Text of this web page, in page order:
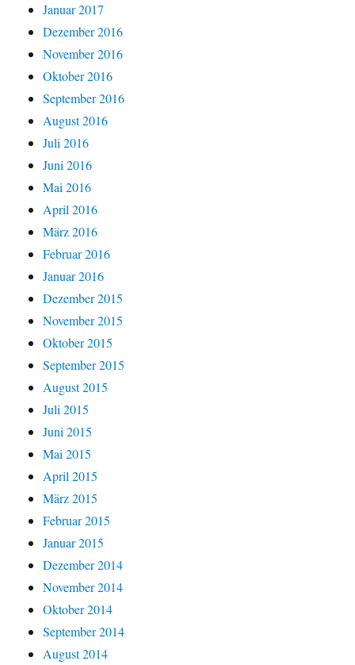
Januar 2017
Dezember 2016
November 2016
Oktober 2016
September 2016
August 2016
Juli 2016
Juni 2016
Mai 2016
April 2016
März 2016
Februar 2016
Januar 2016
Dezember 2015
November 2015
Oktober 2015
September 2015
August 2015
Juli 2015
Juni 2015
Mai 2015
April 2015
März 2015
Februar 2015
Januar 2015
Dezember 2014
November 2014
Oktober 2014
September 2014
August 2014